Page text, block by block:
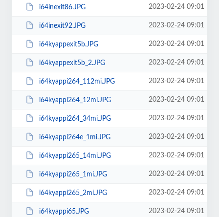
i64inexit86.JPG 2023-02-24 09:01
i64inexit92.JPG 2023-02-24 09:01
i64kyappexit5b.JPG 2023-02-24 09:01
i64kyappexit5b_2.JPG 2023-02-24 09:01
i64kyappi264_112mi.JPG 2023-02-24 09:01
i64kyappi264_12mi.JPG 2023-02-24 09:01
i64kyappi264_34mi.JPG 2023-02-24 09:01
i64kyappi264e_1mi.JPG 2023-02-24 09:01
i64kyappi265_14mi.JPG 2023-02-24 09:01
i64kyappi265_1mi.JPG 2023-02-24 09:01
i64kyappi265_2mi.JPG 2023-02-24 09:01
i64kyappi65.JPG 2023-02-24 09:01